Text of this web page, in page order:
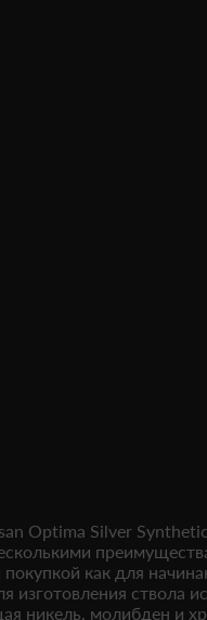
Optima Silver
как для
ствола
никель, молибден и